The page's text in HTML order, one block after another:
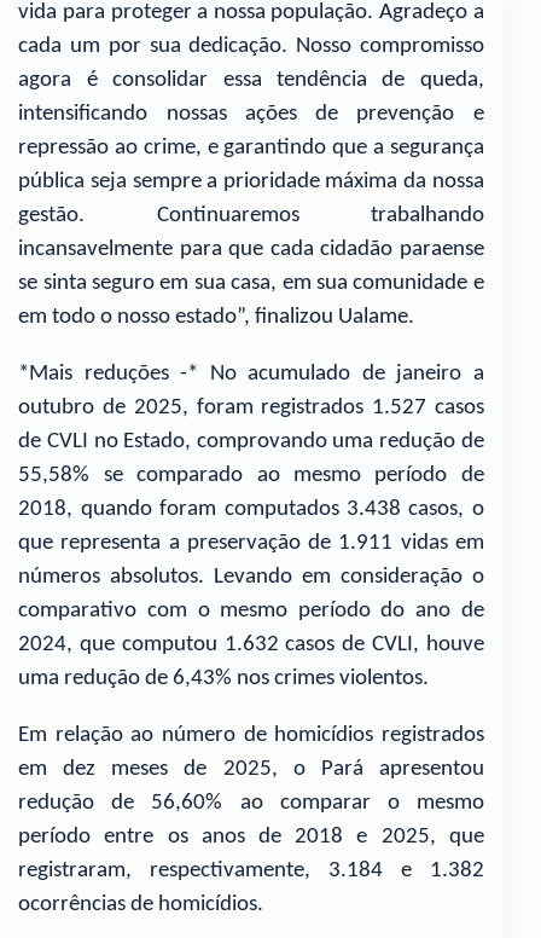
vida para proteger a nossa população. Agradeço a
cada um por sua dedicação. Nosso compromisso
agora é consolidar essa tendência de queda,
intensificando nossas ações de prevenção e
repressão ao crime, e garantindo que a segurança
pública seja sempre a prioridade máxima da nossa
gestão. Continuaremos trabalhando
incansavelmente para que cada cidadão paraense
se sinta seguro em sua casa, em sua comunidade e
em todo o nosso estado”, finalizou Ualame.
*Mais reduções -* No acumulado de janeiro a
outubro de 2025, foram registrados 1.527 casos
de CVLI no Estado, comprovando uma redução de
55,58% se comparado ao mesmo período de
2018, quando foram computados 3.438 casos, o
que representa a preservação de 1.911 vidas em
números absolutos. Levando em consideração o
comparativo com o mesmo período do ano de
2024, que computou 1.632 casos de CVLI, houve
uma redução de 6,43% nos crimes violentos.
Em relação ao número de homicídios registrados
em dez meses de 2025, o Pará apresentou
redução de 56,60% ao comparar o mesmo
período entre os anos de 2018 e 2025, que
registraram, respectivamente, 3.184 e 1.382
ocorrências de homicídios.